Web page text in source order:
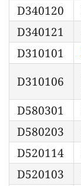
D340120
D340121
D310101
D310106
D580301
D580203
D520114
D520103